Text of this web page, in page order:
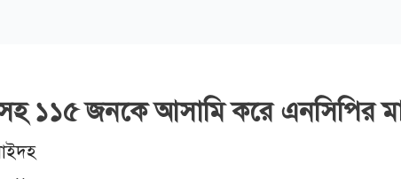
১১৫ জন‌কে আসামি ক‌রে এন‌সি‌পির